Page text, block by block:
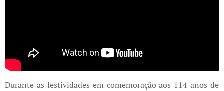
Durante as festividades em comemoração aos 114 anos de